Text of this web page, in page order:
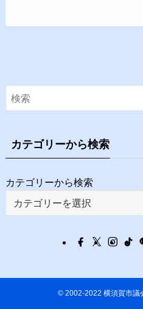
カテゴリーから検索
カテゴリーから検索
© 2002-2022 横須賀市議